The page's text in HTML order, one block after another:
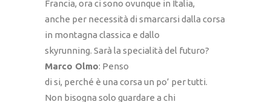
Francia, ora ci sono ovunque in Italia,
anche per necessità di smarcarsi dalla corsa
in montagna classica e dallo
skyrunning. Sarà la specialità del futuro?
Marco Olmo: Penso
di si, perché è una corsa un po’ per tutti.
Non bisogna solo guardare a chi